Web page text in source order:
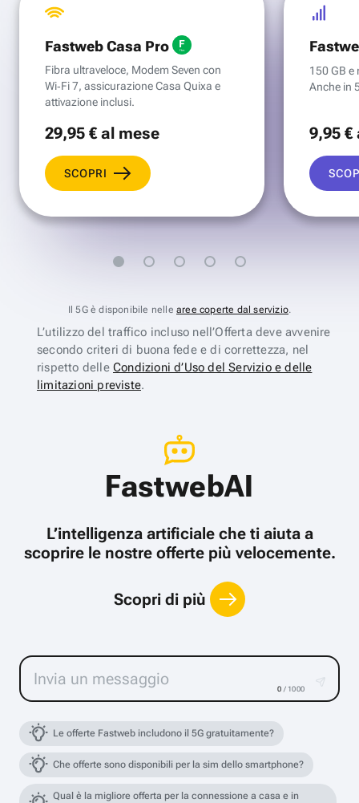
Fastweb Casa Pro
Fibra ultraveloce, Modem Seven con
Wi‑Fi 7, assicurazione Casa Quixa e
attivazione inclusi.
29,95 €al mese
SCOPRI
150 GB e
Anche in
9,95 €
Il 5G è disponibile nelle aree coperte dal servizio.
L’utilizzo del traffico incluso nell’Offerta deve avvenire
secondo criteri di buona fede e di correttezza, nel
rispetto delle Condizioni d’Uso del Servizio e delle
limitazioni previste.
FastwebAI
L’intelligenza artificiale che ti aiuta a
scoprire le nostre offerte più velocemente.
Scopri di più
0 / 1000
Le offerte Fastweb includono il 5G gratuitamente?
Che offerte sono disponibili per la sim dello smartphone?
Qual è la migliore offerta per la connessione a casa e in